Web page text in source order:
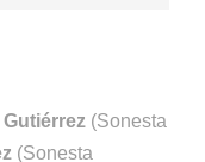
Gutiérrez (Sonesta
(Sonesta